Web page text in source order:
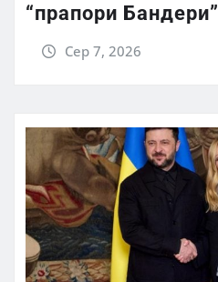
“прапори Бандери”
Сер 7, 2026